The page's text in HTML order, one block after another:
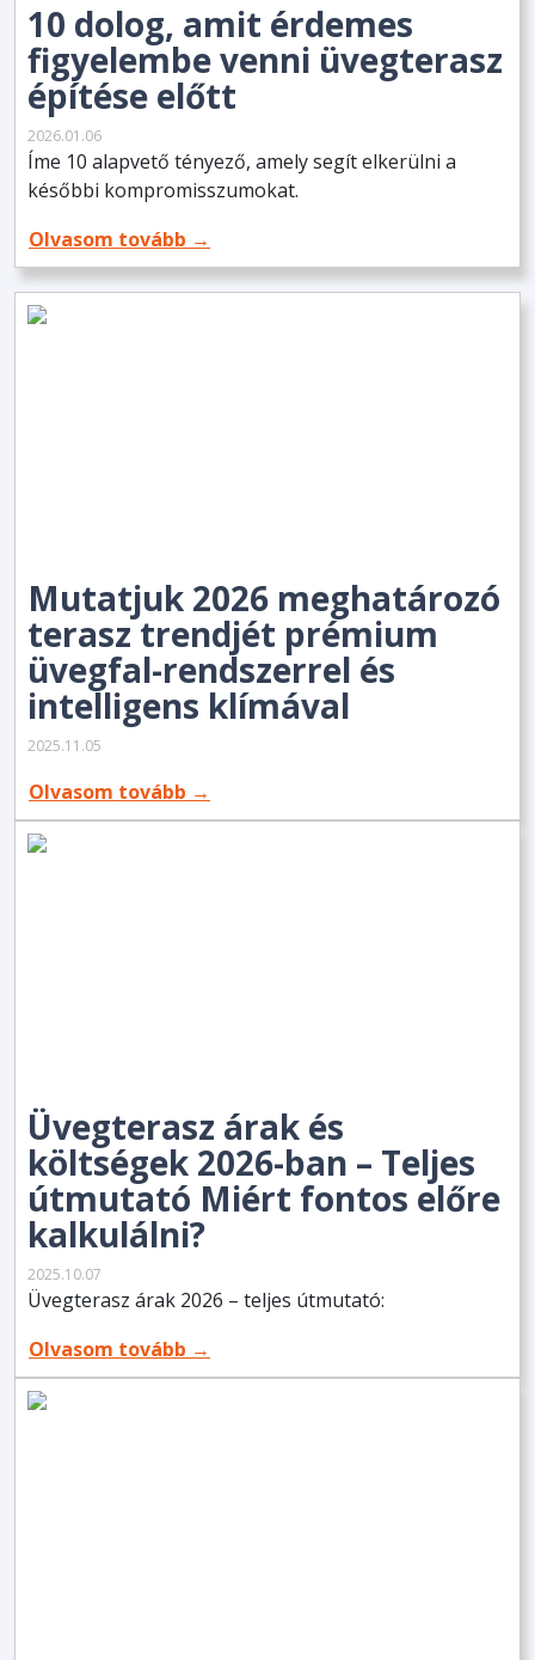
10 dolog, amit érdemes
figyelembe venni üvegterasz
építése előtt
2026.01.06
Íme 10 alapvető tényező, amely segít elkerülni a
későbbi kompromisszumokat.
Olvasom tovább →
Mutatjuk 2026 meghatározó
terasz trendjét prémium
üvegfal-rendszerrel és
intelligens klímával
2025.11.05
Olvasom tovább →
Üvegterasz árak és
költségek 2026-ban – Teljes
útmutató Miért fontos előre
kalkulálni?
2025.10.07
Üvegterasz árak 2026 – teljes útmutató:
Olvasom tovább →